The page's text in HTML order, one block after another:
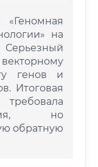
на
генов и
Итоговая
но
обратную